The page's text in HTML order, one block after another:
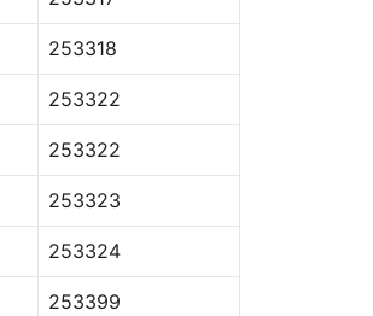
253318
253322
253322
253323
253324
253399